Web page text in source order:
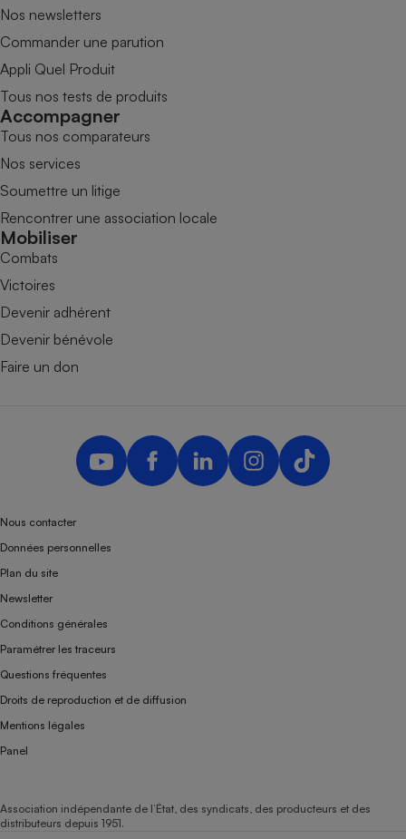
Nos newsletters
Commander une parution
Appli Quel Produit
Tous nos tests de produits
Accompagner
Tous nos comparateurs
Nos services
Soumettre un litige
Rencontrer une association locale
Mobiliser
Combats
Victoires
Devenir adhérent
Devenir bénévole
Faire un don
Nous contacter
Données personnelles
Plan du site
Newsletter
Conditions générales
Paramétrer les traceurs
Questions fréquentes
Droits de reproduction et de diffusion
Mentions légales
Panel
Association indépendante de l’État, des syndicats, des producteurs et des
distributeurs depuis 1951.